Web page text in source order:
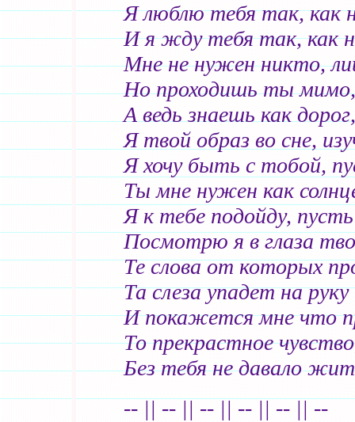
Я люблю тебя так, как
И я жду тебя так, как
Мне не нужен никто,
Но проходишь ты
А ведь знаешь как
Я твой образ во сне,
Я хочу быть с тобой,
Ты мне нужен как
Я к тебе подойду,
Посмотрю я в глаза
Те слова от которых
Та слеза упадет на
И покажется мне что
То прекрастное
Без тебя не давало
-- || -- || -- || -- || -- || --